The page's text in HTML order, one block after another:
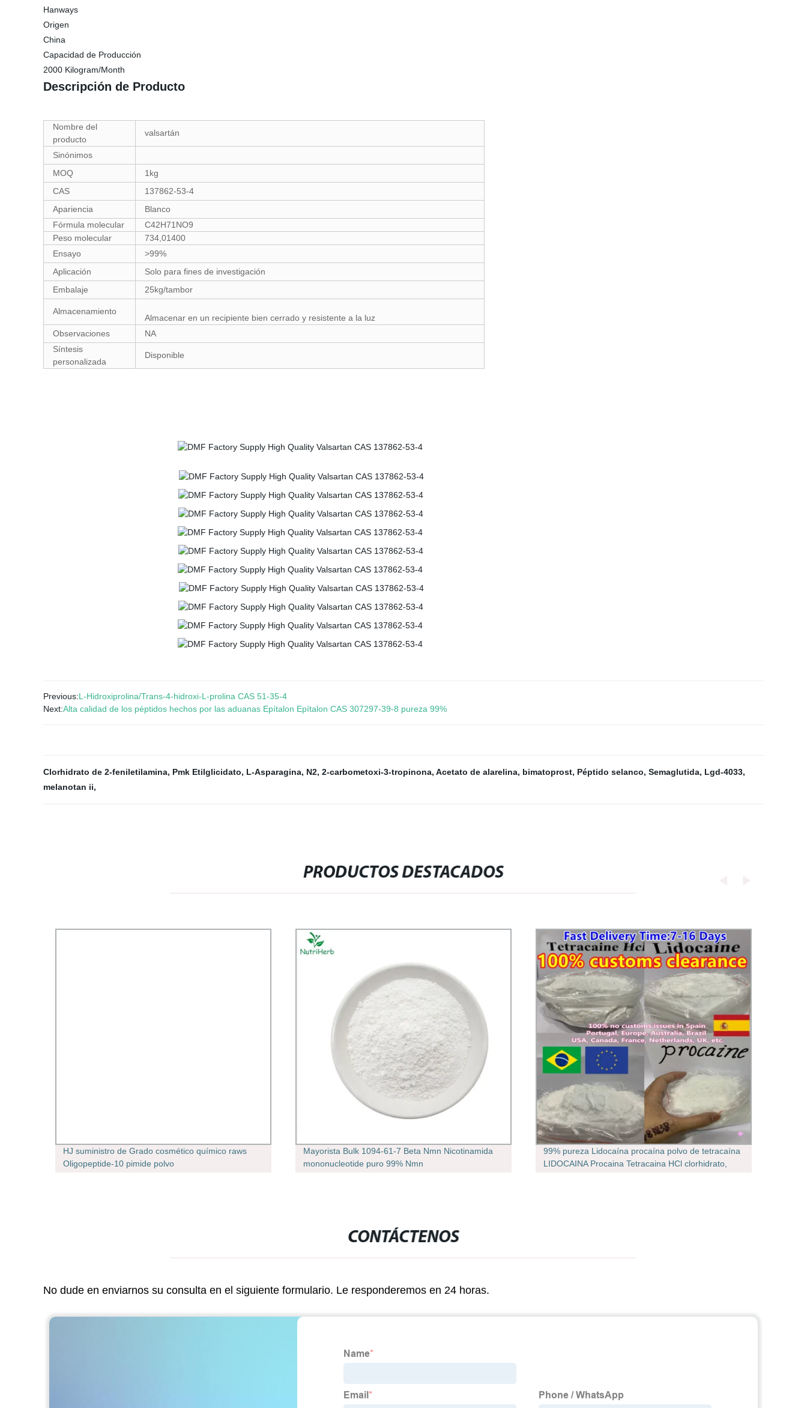
Hanways
Origen
China
Capacidad de Producción
2000 Kilogram/Month
Descripción de Producto
Nombre del
producto
valsartán
Sinónimos
MOQ
1kg
CAS
137862-53-4
Apariencia
Blanco
Fórmula molecular
C42H71NO9
Peso molecular
734,01400
Ensayo
>99%
Aplicación
Solo para fines de investigación
Embalaje
25kg/tambor
Almacenamiento
Almacenar en un recipiente bien cerrado y resistente a la luz
Observaciones
NA
Síntesis
personalizada
Disponible
Previous:L-Hidroxiprolina/Trans-4-hidroxi-L-prolina CAS 51-35-4
Next:Alta calidad de los péptidos hechos por las aduanas Epítalon Epítalon CAS 307297-39-8 pureza 99%
Clorhidrato de 2-feniletilamina, Pmk Etilglicidato, L-Asparagina, N2, 2-carbometoxi-3-tropinona, Acetato de alarelina, bimatoprost, Péptido selanco, Semaglutida, Lgd-4033,
melanotan ii,
PRODUCTOS DESTACADOS
HJ suministro de Grado cosmético químico raws
Oligopeptide-10 pimide polvo
Mayorista Bulk 1094-61-7 Beta Nmn Nicotinamida
mononucleotide puro 99% Nmn
99% pureza Lidocaína procaína polvo de tetracaína
LIDOCAINA Procaina Tetracaina HCl clorhidrato,
CONTÁCTENOS
No dude en enviarnos su consulta en el siguiente formulario. Le responderemos en 24 horas.